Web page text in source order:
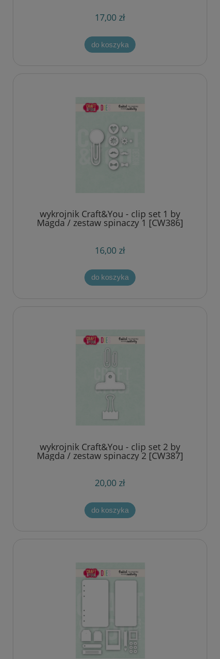
17,00 zł
do koszyka
wykrojnik Craft&You - clip set 1 by
Magda / zestaw spinaczy 1 [CW386]
16,00 zł
do koszyka
wykrojnik Craft&You - clip set 2 by
Magda / zestaw spinaczy 2 [CW387]
20,00 zł
do koszyka